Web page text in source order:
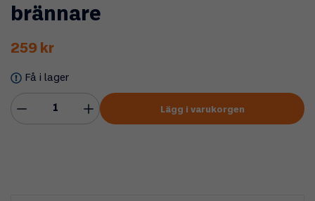
brännare
259 kr
Få i lager
Lägg i varukorgen